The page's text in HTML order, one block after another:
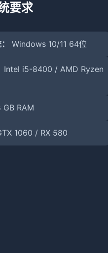
要求
Windows 10/11 64位
Intel i5-8400 / AMD Ryzen
GB RAM
1060 / RX 580